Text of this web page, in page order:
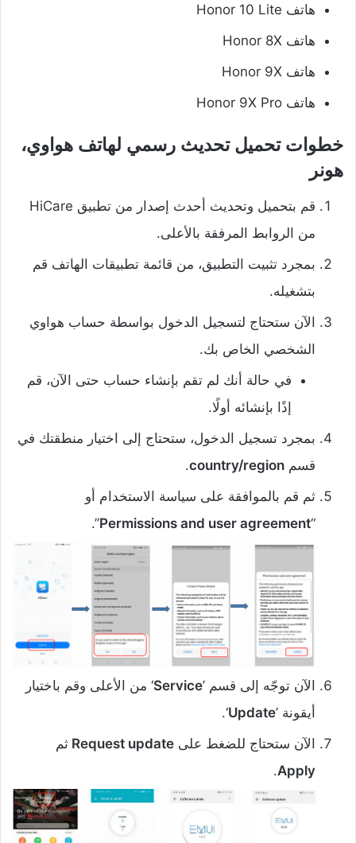
هاتف Honor 10 Lite
هاتف Honor 8X
هاتف Honor 9X
هاتف Honor 9X Pro
خطوات تحميل تحديث رسمي لهاتف هواوي،
هونر
قم بتحميل وتحديث أحدث إصدار من تطبيق HiCare
من الروابط المرفقة بالأعلى.
بمجرد تثبيت التطبيق، من قائمة تطبيقات الهاتف قم
بتشغيله.
الآن ستحتاج لتسجيل الدخول بواسطة حساب هواوي
الشخصي الخاص بك.
في حالة أنك لم تقم بإنشاء حساب حتى الآن، قم
إذًا بإنشائه أولًا.
بمجرد تسجيل الدخول، ستحتاج إلى اختيار منطقتك في
قسم country/region
.
ثم قم بالموافقة على سياسة الاستخدام أو
“
Permissions and user agreement
”.
الآن توجّه إلى قسم ’Service‘ من الأعلى وقم باختيار
أيقونة ’Update
‘.
الآن ستحتاج للضغط على Request update ثم
Apply
.